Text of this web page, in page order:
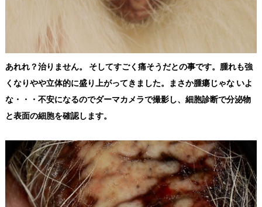
あれれ？治りません。 そしてすごく痛そうだとの事です。腫れも強
くなりやや立体的に盛り上がってきました。まさか腫瘍じゃな いよ
な・・・不安になるのでダーマカメラで撮影し、細胞診断で分泌物
と表面の細胞を確認します。